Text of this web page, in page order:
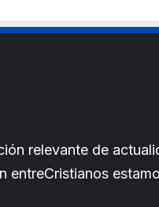
relevante de
entreCristianos